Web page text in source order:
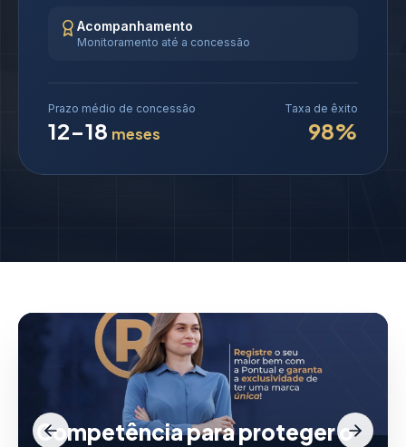
Acompanhamento
Monitoramento até a concessão
Prazo médio de concessão
12-18 meses
Taxa de êxito
98%
Competência para proteger o